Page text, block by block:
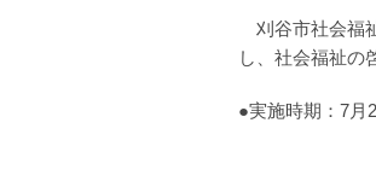
刈谷市社会福
し、社会福祉の
●実施時期：7月